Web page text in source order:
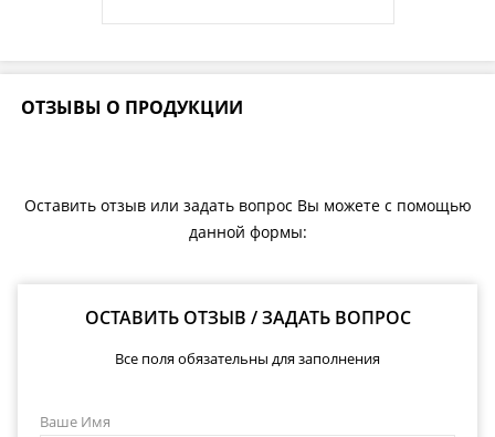
ОТЗЫВЫ О ПРОДУКЦИИ
Оставить отзыв или задать вопрос Вы можете с помощью
данной формы:
ОСТАВИТЬ ОТЗЫВ / ЗАДАТЬ ВОПРОС
Все поля обязательны для заполнения
Ваше Имя